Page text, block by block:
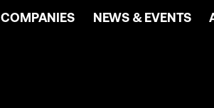
COMPANIES NEWS & EVENTS